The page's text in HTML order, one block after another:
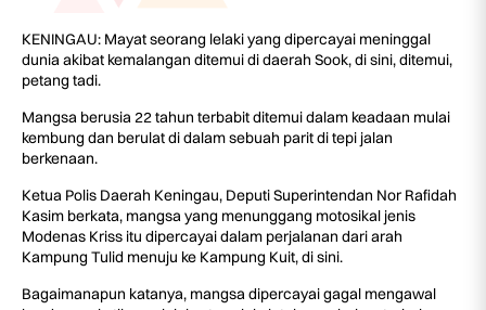
KENINGAU: Mayat seorang lelaki yang dipercayai meninggal
dunia akibat kemalangan ditemui di daerah Sook, di sini, ditemui,
petang tadi.
Mangsa berusia 22 tahun terbabit ditemui dalam keadaan mulai
kembung dan berulat di dalam sebuah parit di tepi jalan
berkenaan.
Ketua Polis Daerah Keningau, Deputi Superintendan Nor Rafidah
Kasim berkata, mangsa yang menunggang motosikal jenis
Modenas Kriss itu dipercayai dalam perjalanan dari arah
Kampung Tulid menuju ke Kampung Kuit, di sini.
Bagaimanapun katanya, mangsa dipercayai gagal mengawal